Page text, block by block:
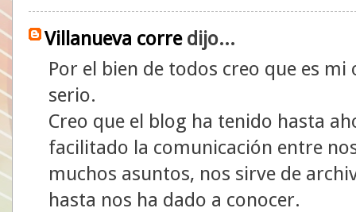
Villanueva corredijo...
Por el bien de todos creo que es
serio.
Creo que el blog ha tenido hasta
facilitado la comunicación entre
muchos asuntos, nos sirve de
hasta nos ha dado a conocer.